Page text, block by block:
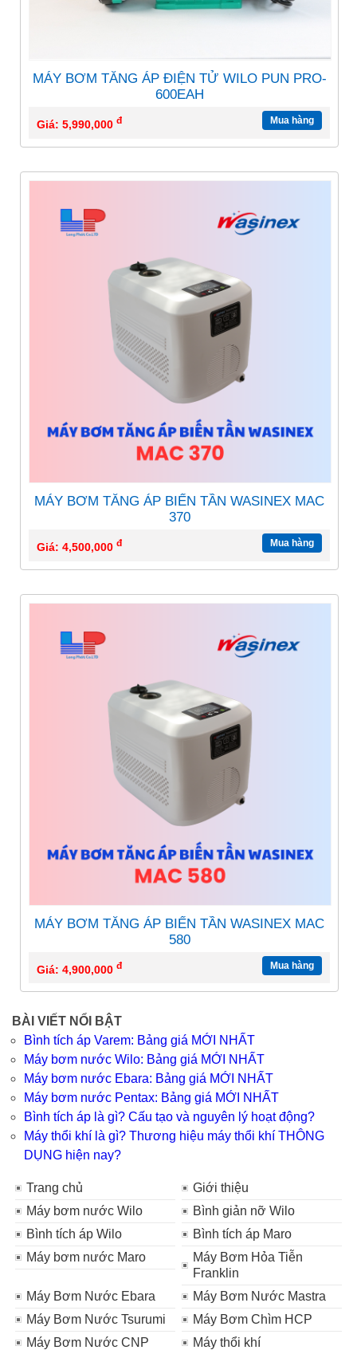
MÁY BƠM TĂNG ÁP ĐIỆN TỬ WILO PUN PRO-
600EAH
Giá: 5,990,000 đ Mua hàng
MÁY BƠM TĂNG ÁP BIẾN TẦN WASINEX MAC
370
Giá: 4,500,000 đ Mua hàng
MÁY BƠM TĂNG ÁP BIẾN TẦN WASINEX MAC
580
Giá: 4,900,000 đ Mua hàng
BÀI VIẾT NỔI BẬT
Bình tích áp Varem: Bảng giá MỚI NHẤT
Máy bơm nước Wilo: Bảng giá MỚI NHẤT
Máy bơm nước Ebara: Bảng giá MỚI NHẤT
Máy bơm nước Pentax: Bảng giá MỚI NHẤT
Bình tích áp là gì? Cấu tạo và nguyên lý hoạt động?
Máy thổi khí là gì? Thương hiệu máy thổi khí THÔNG
DỤNG hiện nay?
Trang chủ
Giới thiệu
Máy bơm nước Wilo
Bình giản nỡ Wilo
Bình tích áp Wilo
Bình tích áp Maro
Máy bơm nước Maro
Máy Bơm Hỏa Tiễn
Franklin
Máy Bơm Nước Ebara
Máy Bơm Nước Mastra
Máy Bơm Nước Tsurumi
Máy Bơm Chìm HCP
Máy Bơm Nước CNP
Máy thổi khí